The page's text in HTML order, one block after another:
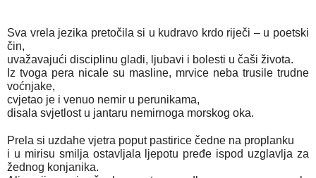
Sva vrela jezika pretočila si u kudravo krdo riječi – u poetski
čin,
uvažavajući disciplinu gladi, ljubavi i bolesti u čaši života.
Iz tvoga pera nicale su masline, mrvice neba trusile trudne
voćnjake,
cvjetao je i venuo nemir u perunikama,
disala svjetlost u jantaru nemirnoga morskog oka.
Prela si uzdahe vjetra poput pastirice čedne na proplanku
i u mirisu smilja ostavljala ljepotu pređe ispod uzglavlja za
žednog konjanika.